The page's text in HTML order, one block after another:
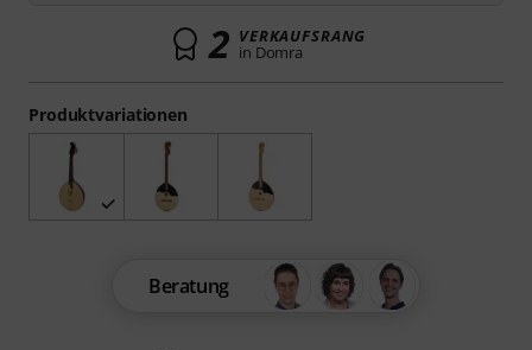
Produktvariationen
2 VERKAUFSRANG
in Domra
Beratung